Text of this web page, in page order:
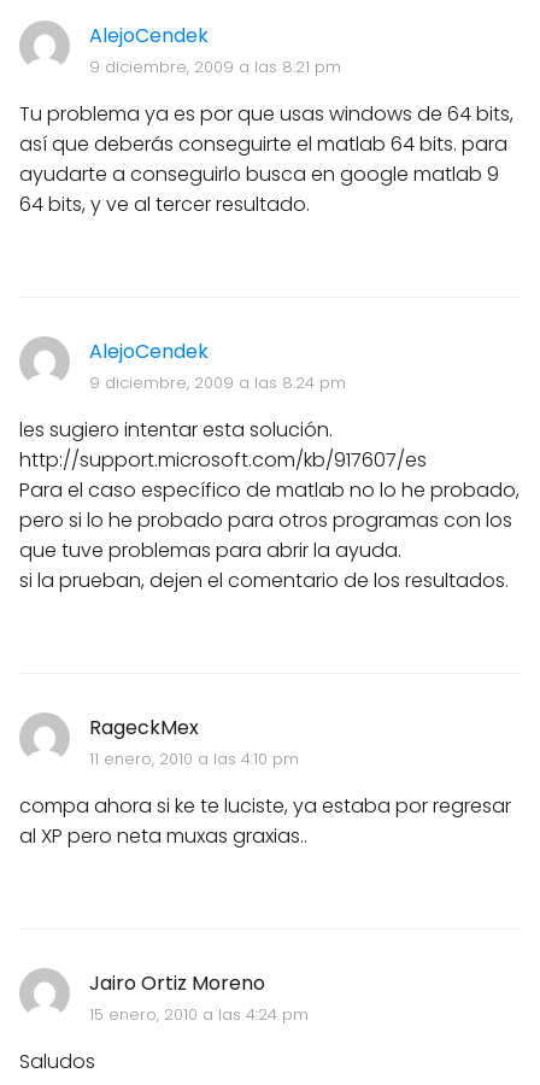
AlejoCendek
9 diciembre, 2009 a las 8:21 pm
Tu problema ya es por que usas windows de 64 bits,
así que deberás conseguirte el matlab 64 bits. para
ayudarte a conseguirlo busca en google matlab 9
64 bits, y ve al tercer resultado.
AlejoCendek
9 diciembre, 2009 a las 8:24 pm
les sugiero intentar esta solución.
http://support.microsoft.com/kb/917607/es
Para el caso específico de matlab no lo he probado,
pero si lo he probado para otros programas con los
que tuve problemas para abrir la ayuda.
si la prueban, dejen el comentario de los resultados.
RageckMex
11 enero, 2010 a las 4:10 pm
compa ahora si ke te luciste, ya estaba por regresar
al XP pero neta muxas graxias..
Jairo Ortiz Moreno
15 enero, 2010 a las 4:24 pm
Saludos